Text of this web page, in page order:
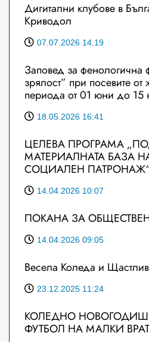
Дигитални клубове в
Криводол
07.07.2026 14:19
Заповед за фенологична
зрялост” при посевите от
периода от 01 юни до 15
18.05.2026 16:41
ЦЕЛЕВА ПРОГРАМА
МАТЕРИАЛНАТА БАЗА
СОЦИАЛЕН
14.04.2026 10:07
ПОКАНА ЗА
14.04.2026 09:05
Весела Коледа и
23.12.2025 11:24
КОЛЕДНО
ФУТБОЛ НА МАЛКИ